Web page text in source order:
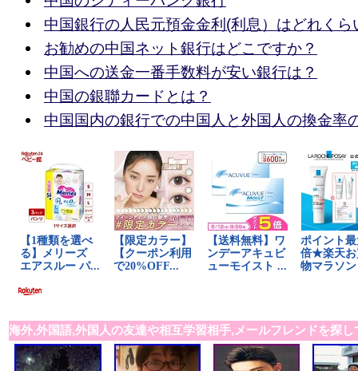
中国銀行の人民元預金金利(利息）はどれくら
お勧めの中国ネット銀行はどこですか？
中国への送金一番手数料が安い銀行は？
中国の銀聯カードとは？
中国国内の銀行での中国人と外国人の換金率
海外,外国語,外国人の友達や相互学習相手,メールフレンドを探し